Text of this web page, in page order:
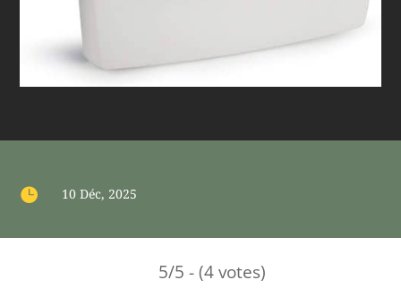
 10 Déc, 2025
5/5 - (4 votes)